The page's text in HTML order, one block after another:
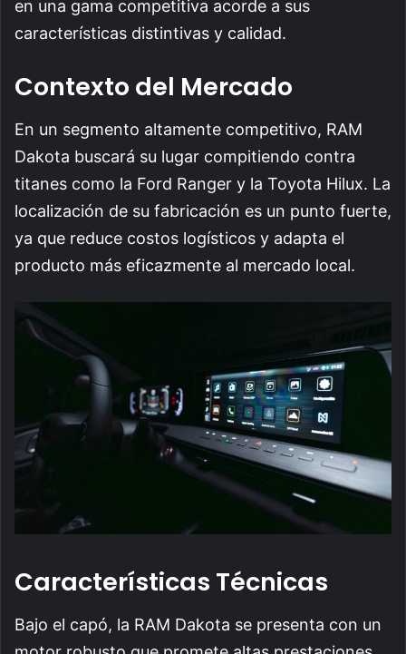
en una gama competitiva acorde a sus
características distintivas y calidad.
Contexto del Mercado
En un segmento altamente competitivo, RAM
Dakota buscará su lugar compitiendo contra
titanes como la Ford Ranger y la Toyota Hilux. La
localización de su fabricación es un punto fuerte,
ya que reduce costos logísticos y adapta el
producto más eficazmente al mercado local.
Características Técnicas
Bajo el capó, la RAM Dakota se presenta con un